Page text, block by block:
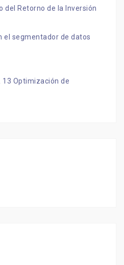
del Retorno de la Inversión
el segmentador de datos
13 Optimización de